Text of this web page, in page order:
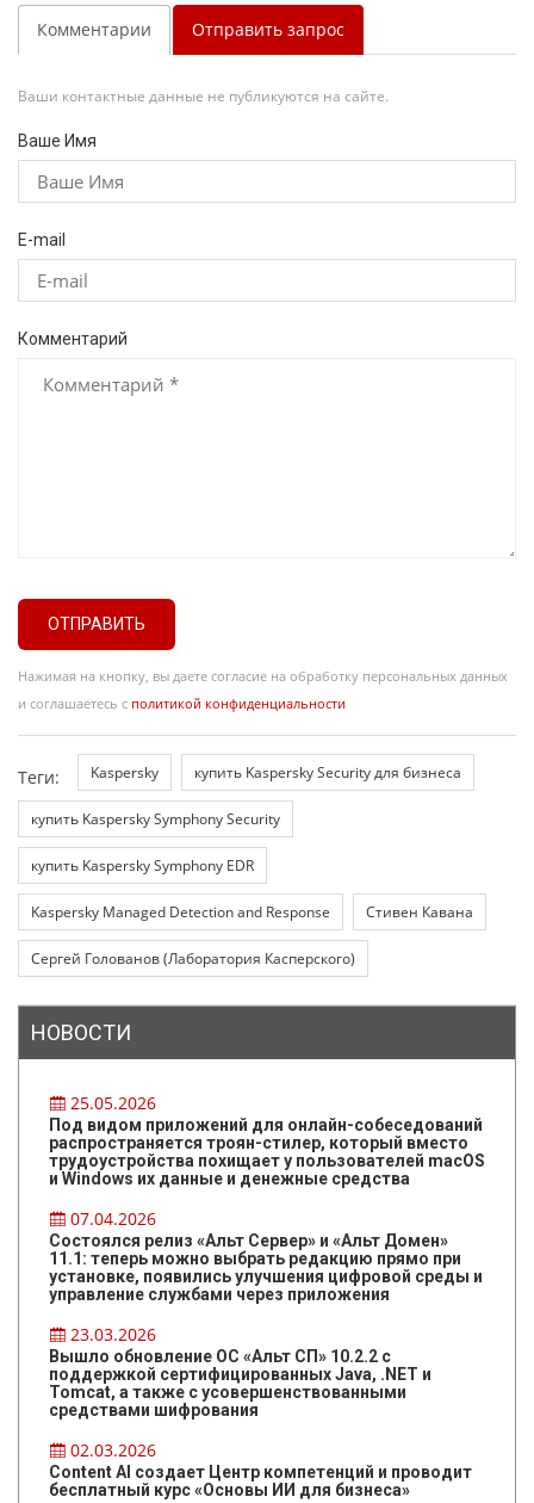
Комментарии Отправить запрос
Ваши контактные данные не публикуются на сайте.
Ваше Имя
E-mail
Комментарий
ОТПРАВИТЬ
Нажимая на кнопку, вы даете согласие на обработку персональных данных
и соглашаетесь с политикой конфиденциальности
Теги: Kaspersky купить Kaspersky Security для бизнеса
купить Kaspersky Symphony Security
купить Kaspersky Symphony EDR
Kaspersky Managed Detection and Response Стивен Кавана
Сергей Голованов (Лаборатория Касперского)
НОВОСТИ
25.05.2026
Под видом приложений для онлайн-собеседований
распространяется троян-стилер, который вместо
трудоустройства похищает у пользователей macOS
и Windows их данные и денежные средства
07.04.2026
Состоялся релиз «Альт Сервер» и «Альт Домен»
11.1: теперь можно выбрать редакцию прямо при
установке, появились улучшения цифровой среды и
управление службами через приложения
23.03.2026
Вышло обновление ОС «Альт СП» 10.2.2 с
поддержкой сертифицированных Java, .NET и
Tomcat, а также с усовершенствованными
средствами шифрования
02.03.2026
Content AI создает Центр компетенций и проводит
бесплатный курс «Основы ИИ для бизнеса»